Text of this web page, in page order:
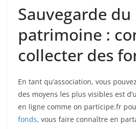
Sauvegarde du
patrimoine :
collecter des
En tant qu’association, vous
des moyens les plus visibles est
en ligne comme on participe.fr
fonds, vous faire connaître en